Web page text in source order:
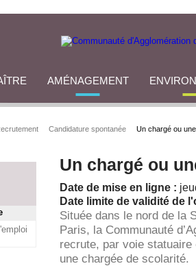
AMÉNAGEMENT
Candidature spontanée Un chargé ou
Un chargé ou
Date de mise en ligne :
Date limite de validité de
Située dans le nord de la
Paris, la Communauté
recrute, par voie
une chargée de scolarité.